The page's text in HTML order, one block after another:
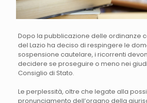
Dopo la pubblicazione delle ordinanze
del Lazio ha deciso di respingere le
sospensione cautelare, i ricorrenti
decidere se proseguire o meno nei
Consiglio di Stato.
Le perplessità, oltre che legate alla
pronunciamento dell’organo della